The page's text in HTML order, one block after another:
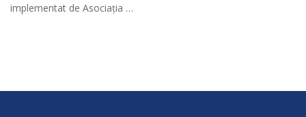
implementat de Asociația …